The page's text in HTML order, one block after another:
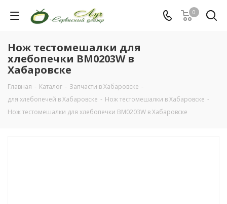
0
Нож тестомешалки для
хлебопечки BM0203W в
Хабаровске
Главная - Каталог - Запчасти в Хабаровске -
для хлебопечей в Хабаровске - Нож тестомешалки в Хабаровске -
Нож тестомешалки для хлебопечки BM0203W в Хабаровске